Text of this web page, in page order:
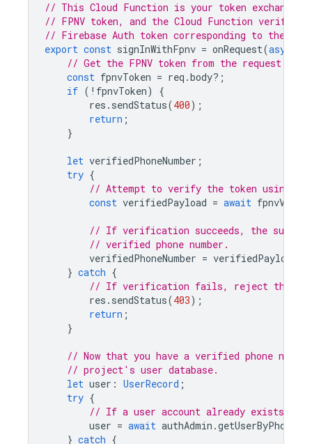
// This Cloud Function is your token exchange
// FPNV token, and the Cloud Function
// Firebase Auth token corresponding to the
export const signInWithFpnv = onRequest(async
// Get the FPNV token from the request
const fpnvToken = req .body? ;
if ( ! fpnvToken)
{
res . sendStatus(400);
return ;
}
let verifiedPhoneNumber ;
try {
// Attempt to verify the token using
const verifiedPayload = await
// If verification succeeds, the
// verified phone number.
verifiedPhoneNumber = verifiedPayload
} catch {
// If verification fails, reject the
res . sendStatus(403);
return ;
}
// Now that you have a verified phone
// project's user database.
let user : UserRecord ;
try {
// If a user account already exists
user = await authAdmin .
} catch {